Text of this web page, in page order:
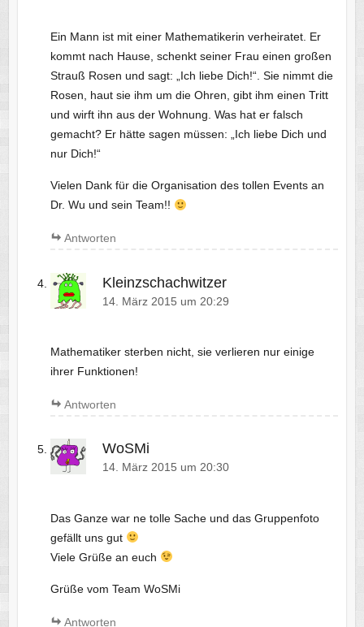
Ein Mann ist mit einer Mathematikerin verheiratet. Er
kommt nach Hause, schenkt seiner Frau einen großen
Strauß Rosen und sagt: „Ich liebe Dich!“. Sie nimmt die
Rosen, haut sie ihm um die Ohren, gibt ihm einen Tritt
und wirft ihn aus der Wohnung. Was hat er falsch
gemacht? Er hätte sagen müssen: „Ich liebe Dich und
nur Dich!“
Vielen Dank für die Organisation des tollen Events an
Dr. Wu und sein Team!!
Antworten
Kleinzschachwitzer
14. März 2015 um 20:29
Mathematiker sterben nicht, sie verlieren nur einige
ihrer Funktionen!
Antworten
WoSMi
14. März 2015 um 20:30
Das Ganze war ne tolle Sache und das Gruppenfoto
gefällt uns gut
Viele Grüße an euch
Grüße vom Team WoSMi
Antworten